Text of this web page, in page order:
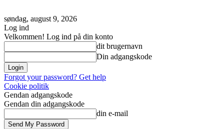
søndag, august 9, 2026
Log ind
Velkommen! Log ind på din konto
dit brugernavn
Din adgangskode
Forgot your password? Get help
Cookie politik
Gendan adgangskode
Gendan din adgangskode
din e-mail